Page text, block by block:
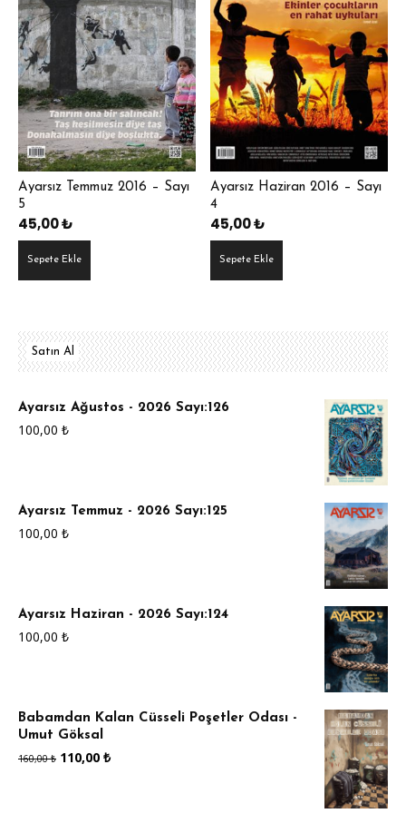
Ayarsız Temmuz 2016 – Sayı
5
45,00₺
Sepete Ekle
Ayarsız Haziran 2016 – Sayı
4
45,00₺
Sepete Ekle
Satın Al
Ayarsız Ağustos - 2026 Sayı:126
100,00 ₺
Ayarsız Temmuz - 2026 Sayı:125
100,00 ₺
Ayarsız Haziran - 2026 Sayı:124
100,00 ₺
Babamdan Kalan Cüsseli Poşetler Odası -
Umut Göksal
160,00₺ Orijinal
110,00 ₺Şu